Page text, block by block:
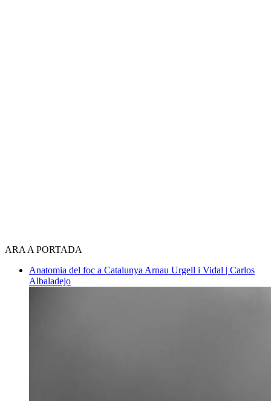
ARA A PORTADA
Anatomia del foc a Catalunya Arnau Urgell i Vidal | Carlos
Albaladejo